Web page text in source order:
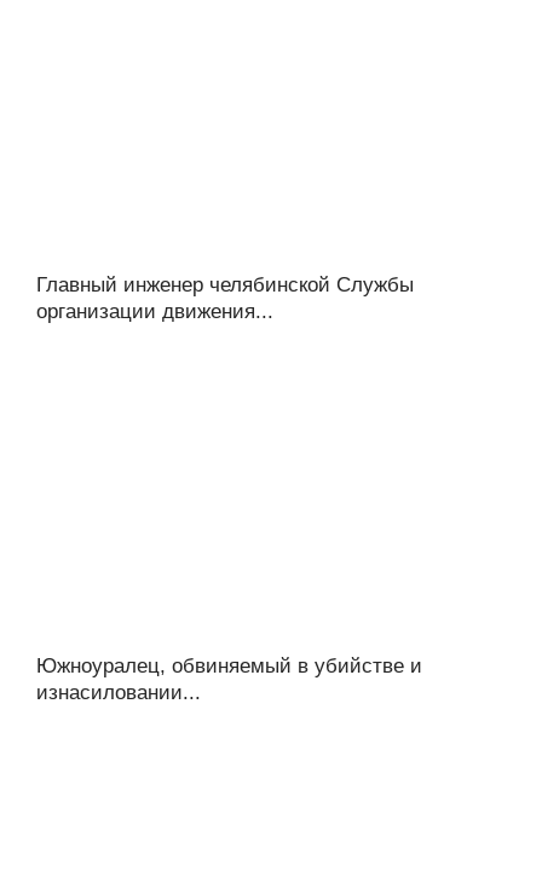
Главный инженер челябинской Службы
организации движения...
Южноуралец, обвиняемый в убийстве и
изнасиловании...